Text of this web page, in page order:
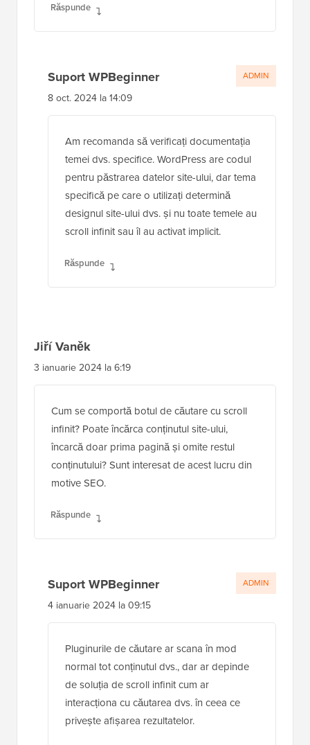
Răspunde
Suport WPBeginner
8 oct. 2024 la 14:09
Am recomanda să verificați documentația
temei dvs. specifice. WordPress are codul
pentru păstrarea datelor site-ului, dar tema
specifică pe care o utilizați determină
designul site-ului dvs. și nu toate temele au
scroll infinit sau îl au activat implicit.
Răspunde
ADMIN
Jiří Vaněk
3 ianuarie 2024 la 6:19
Cum se comportă botul de căutare cu scroll
infinit? Poate încărca conținutul site-ului,
încarcă doar prima pagină și omite restul
conținutului? Sunt interesat de acest lucru din
motive SEO.
Răspunde
Suport WPBeginner
4 ianuarie 2024 la 09:15
Pluginurile de căutare ar scana în mod
normal tot conținutul dvs., dar ar depinde
de soluția de scroll infinit cum ar
interacționa cu căutarea dvs. în ceea ce
privește afișarea rezultatelor.
ADMIN